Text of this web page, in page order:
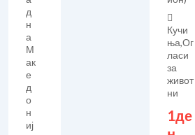
д
н
а
М
ак
е
д
о
н
иј
Кучи
ња,Ог
ласи
за
живот
ни
1де